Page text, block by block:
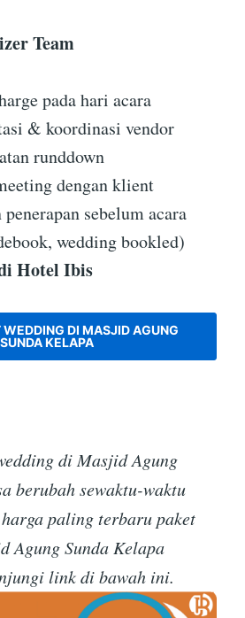
Team
pada hari acara
& koordinasi vendor
runddown
dengan klient
sebelum acara
wedding bookled)
Hotel Ibis
WEDDING DI MASJID AGUNG
SUNDA KELAPA
di Masjid Agung
berubah sewaktu-waktu
paling terbaru paket
Agung Sunda Kelapa
link di bawah ini.